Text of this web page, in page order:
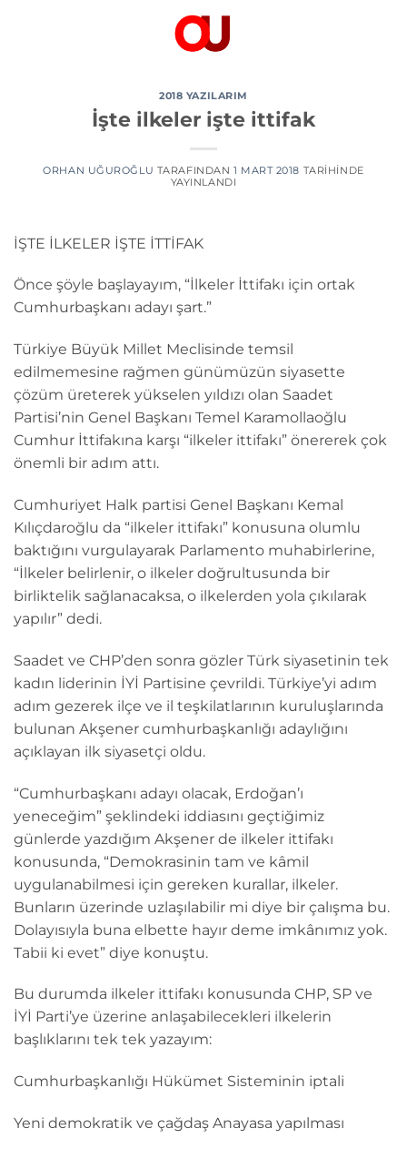
2018 YAZILARIM
İşte ilkeler işte ittifak
ORHAN UĞUROĞLU TARAFINDAN 1 MART 2018 TARIHINDE
YAYINLANDI
İŞTE İLKELER İŞTE İTTİFAK
Önce şöyle başlayayım, “İlkeler İttifakı için ortak
Cumhurbaşkanı adayı şart.”
Türkiye Büyük Millet Meclisinde temsil
edilmemesine rağmen günümüzün siyasette
çözüm üreterek yükselen yıldızı olan Saadet
Partisi’nin Genel Başkanı Temel Karamollaoğlu
Cumhur İttifakına karşı “ilkeler ittifakı” önererek çok
önemli bir adım attı.
Cumhuriyet Halk partisi Genel Başkanı Kemal
Kılıçdaroğlu da “ilkeler ittifakı” konusuna olumlu
baktığını vurgulayarak Parlamento muhabirlerine,
“İlkeler belirlenir, o ilkeler doğrultusunda bir
birliktelik sağlanacaksa, o ilkelerden yola çıkılarak
yapılır” dedi.
Saadet ve CHP’den sonra gözler Türk siyasetinin tek
kadın liderinin İYİ Partisine çevrildi. Türkiye’yi adım
adım gezerek ilçe ve il teşkilatlarının kuruluşlarında
bulunan Akşener cumhurbaşkanlığı adaylığını
açıklayan ilk siyasetçi oldu.
“Cumhurbaşkanı adayı olacak, Erdoğan’ı
yeneceğim” şeklindeki iddiasını geçtiğimiz
günlerde yazdığım Akşener de ilkeler ittifakı
konusunda, “Demokrasinin tam ve kâmil
uygulanabilmesi için gereken kurallar, ilkeler.
Bunların üzerinde uzlaşılabilir mi diye bir çalışma bu.
Dolayısıyla buna elbette hayır deme imkânımız yok.
Tabii ki evet” diye konuştu.
Bu durumda ilkeler ittifakı konusunda CHP, SP ve
İYİ Parti’ye üzerine anlaşabilecekleri ilkelerin
başlıklarını tek tek yazayım:
Cumhurbaşkanlığı Hükümet Sisteminin iptali
Yeni demokratik ve çağdaş Anayasa yapılması